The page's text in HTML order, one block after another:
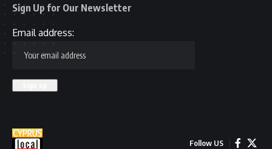
Sign Up for Our Newsletter
Email address:
Follow US